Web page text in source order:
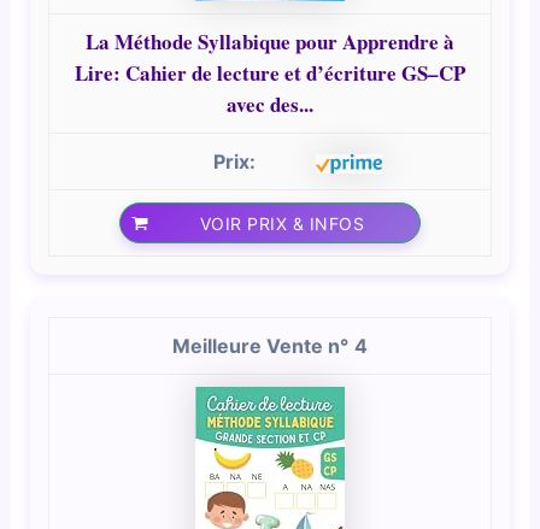
La Méthode Syllabique pour Apprendre à
Lire: Cahier de lecture et d’écriture GS–CP
avec des...
VOIR PRIX & INFOS
4